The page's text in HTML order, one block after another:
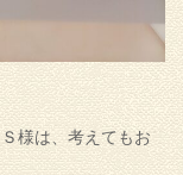
様は、考えてもお